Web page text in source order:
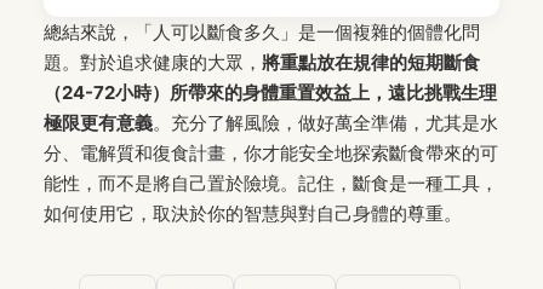
總結來說，「人可以斷食多久」是一個複雜的個體化問
題。對於追求健康的大眾， 將重點放在規律的短期斷食
（24-72小時）所帶來的身體重置效益上，遠比挑戰生理
極限更有意義。充分了解風險，做好萬全準備，尤其是水
分、電解質和復食計畫，你才能安全地探索斷食帶來的可
能性，而不是將自己置於險境。記住，斷食是一種工具，
如何使用它，取決於你的智慧與對自己身體的尊重。